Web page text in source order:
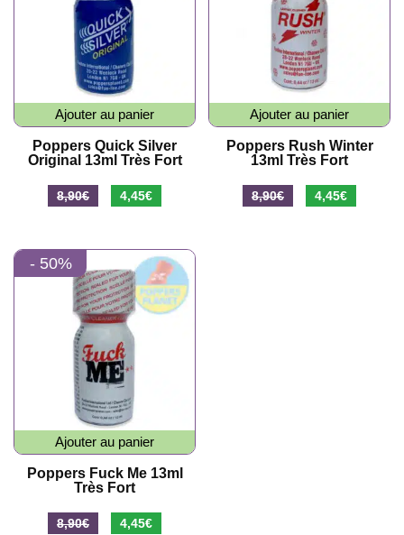
Ajouter au panier
Poppers Quick Silver
Original 13ml Très Fort
8,90€
Le
était :
8,90€.
4,45€
est :
4,45€.
Ajouter au panier
Poppers Rush Winter
13ml Très Fort
8,90€
Le4,45€
- 50%
Ajouter au panier
Poppers Fuck Me 13ml
Très Fort
8,90€
Le4,45€